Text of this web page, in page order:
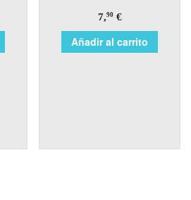
7,90€
Añadir al carrito